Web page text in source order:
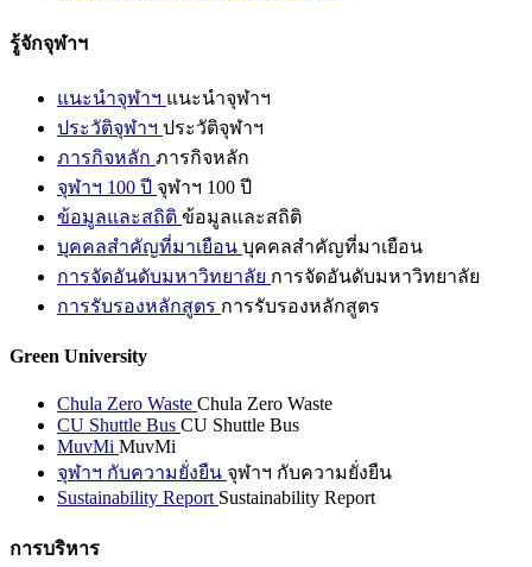
รู้จักจุฬาฯ
แนะนำจุฬาฯ แนะนำจุฬาฯ
ประวัติจุฬาฯ ประวัติจุฬาฯ
ภารกิจหลัก ภารกิจหลัก
จุฬาฯ 100 ปี จุฬาฯ 100 ปี
ข้อมูลและสถิติ ข้อมูลและสถิติ
บุคคลสำคัญที่มาเยือน บุคคลสำคัญที่มาเยือน
การจัดอันดับมหาวิทยาลัย การจัดอันดับมหาวิทยาลัย
การรับรองหลักสูตร การรับรองหลักสูตร
Green University
Chula Zero Waste Chula Zero Waste
CU Shuttle Bus CU Shuttle Bus
MuvMi MuvMi
จุฬาฯ กับความยั่งยืน จุฬาฯ กับความยั่งยืน
Sustainability Report Sustainability Report
การบริหาร